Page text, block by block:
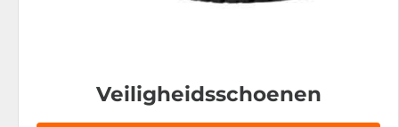
Veiligheidsschoenen